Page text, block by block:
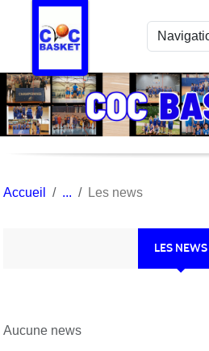
Accueil Les news
LES NEWS
Aucune news
Panneau de gestion des cookies